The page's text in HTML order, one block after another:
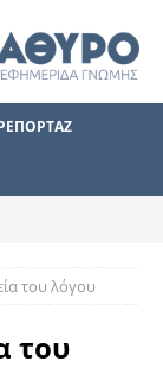
του λόγου
του